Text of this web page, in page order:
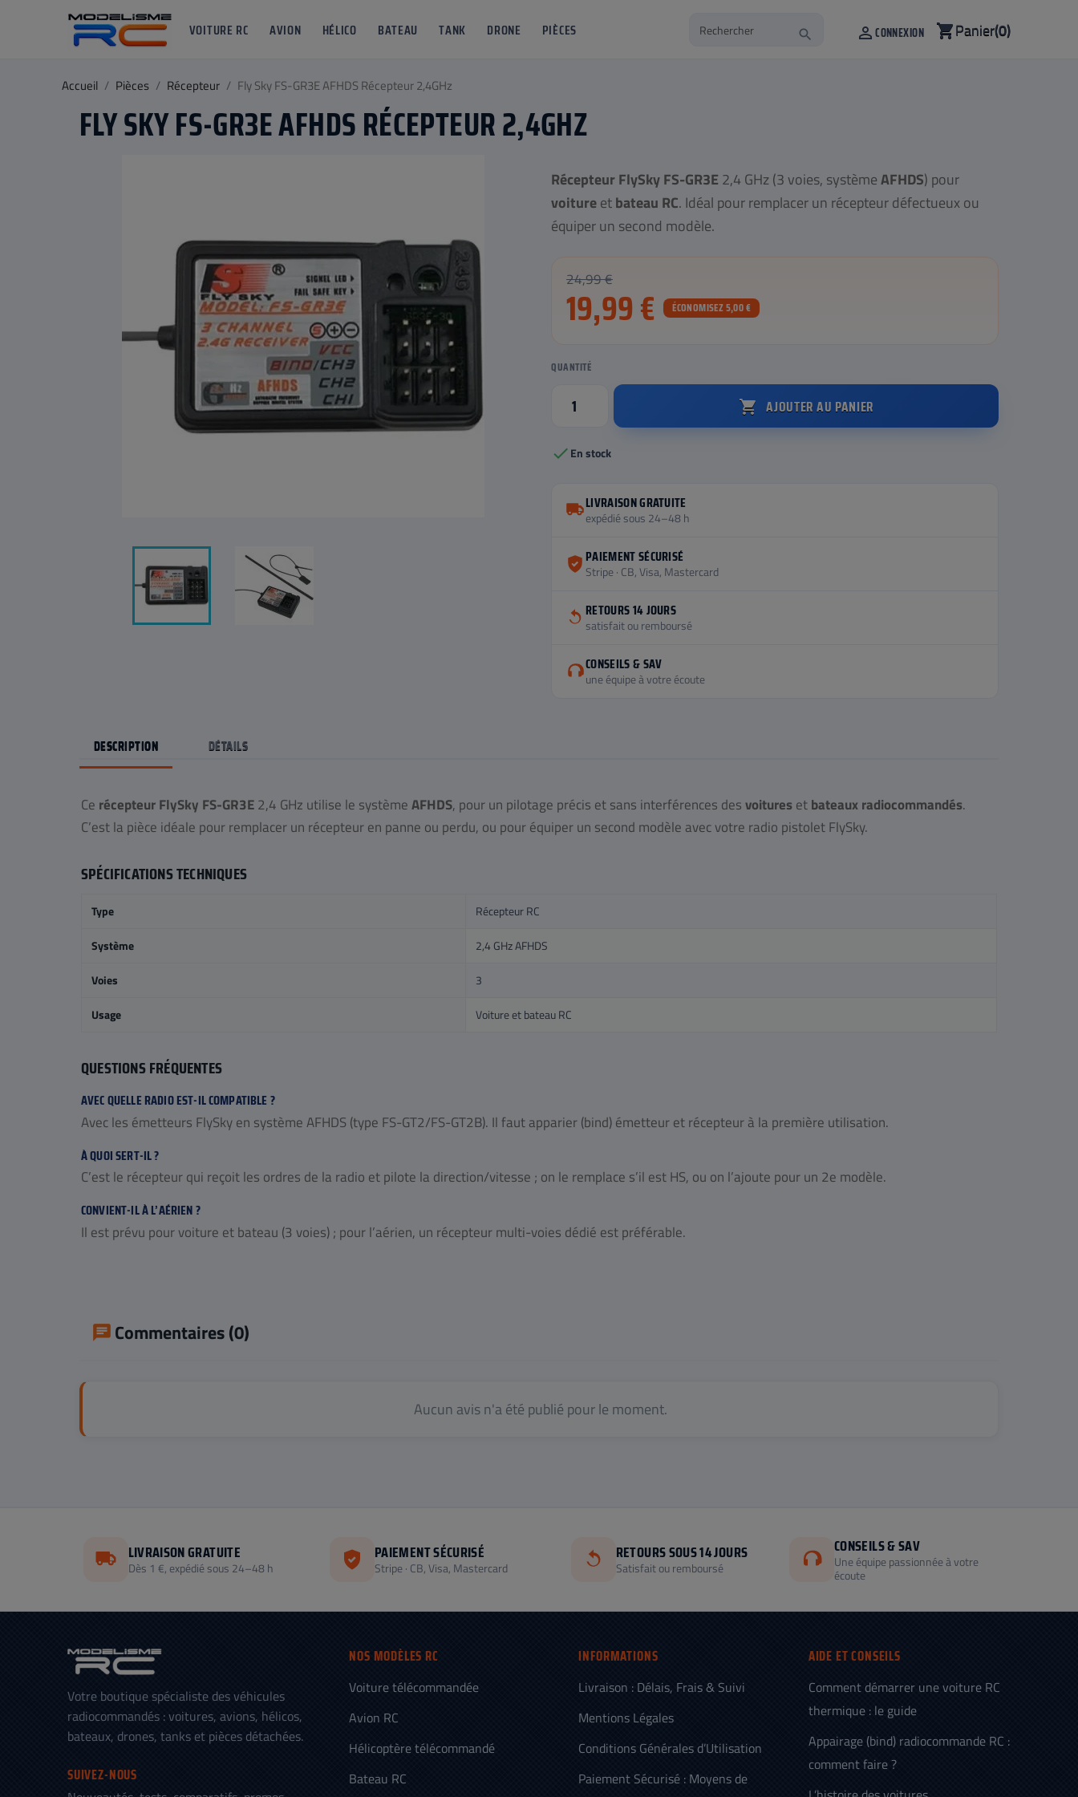
VOITURE RC AVION HÉLICO BATEAU TANK DRONE PIÈCES search CONNEXION shopping_cartPanier(0)
Accueil Pièces Récepteur Fly Sky FS-GR3E AFHDS Récepteur 2,4GHz
FLY SKY FS-GR3E AFHDS RÉCEPTEUR 2,4GHZ
Récepteur FlySky FS-GR3E 2,4 GHz (3 voies, systèmeAFHDS) pour
voitureetbateau RC. Idéal pour remplacer un récepteur défectueux ou
équiper un second modèle.
24,99 €
19,99 € ÉCONOMISEZ 5,00 €
QUANTITÉ
 AJOUTER AU PANIER
En stock
LIVRAISON GRATUITE
expédié sous 24–48 h
PAIEMENT SÉCURISÉ
Stripe · CB, Visa, Mastercard
RETOURS 14 JOURS
satisfait ou remboursé
CONSEILS & SAV
une équipe à votre écoute
DESCRIPTION DÉTAILS
Ce récepteur FlySky FS-GR3E 2,4 GHz utilise le système AFHDS, pour un pilotage précis et sans interférences des voitures et bateaux radiocommandés.
C’est la pièce idéale pour remplacer un récepteur en panne ou perdu, ou pour équiper un second modèle avec votre radio pistolet FlySky.
SPÉCIFICATIONS TECHNIQUES
Type Récepteur RC
Système 2,4 GHz AFHDS
Voies 3
Usage Voiture et bateau RC
QUESTIONS FRÉQUENTES
AVEC QUELLE RADIO EST-IL COMPATIBLE ?
Avec les émetteurs FlySky en système AFHDS (type FS-GT2/FS-GT2B). Il faut apparier (bind) émetteur et récepteur à la première utilisation.
À QUOI SERT-IL ?
C’est le récepteur qui reçoit les ordres de la radio et pilote la direction/vitesse ; on le remplace s’il est HS, ou on l’ajoute pour un 2e modèle.
CONVIENT-IL À L’AÉRIEN ?
Il est prévu pour voiture et bateau (3 voies) ; pour l’aérien, un récepteur multi-voies dédié est préférable.
Commentaires (0)
Aucun avis n'a été publié pour le moment.
LIVRAISON GRATUITE
Dès 1 €, expédié sous 24–48 h
PAIEMENT SÉCURISÉ
Stripe · CB, Visa, Mastercard
RETOURS SOUS 14 JOURS
Satisfait ou remboursé
CONSEILS & SAV
Une équipe passionnée à votre
écoute
Votre boutique spécialiste des véhicules
radiocommandés : voitures, avions, hélicos,
bateaux, drones, tanks et pièces détachées.
SUIVEZ-NOUS
NOS MODÈLES RC
Voiture télécommandée
Avion RC
Hélicoptère télécommandé
Bateau RC
INFORMATIONS
Livraison : Délais, Frais & Suivi
Mentions Légales
Conditions Générales d’Utilisation
Paiement Sécurisé : Moyens de
AIDE ET CONSEILS
Comment démarrer une voiture RC
thermique : le guide
Appairage (bind) radiocommande RC :
comment faire ?